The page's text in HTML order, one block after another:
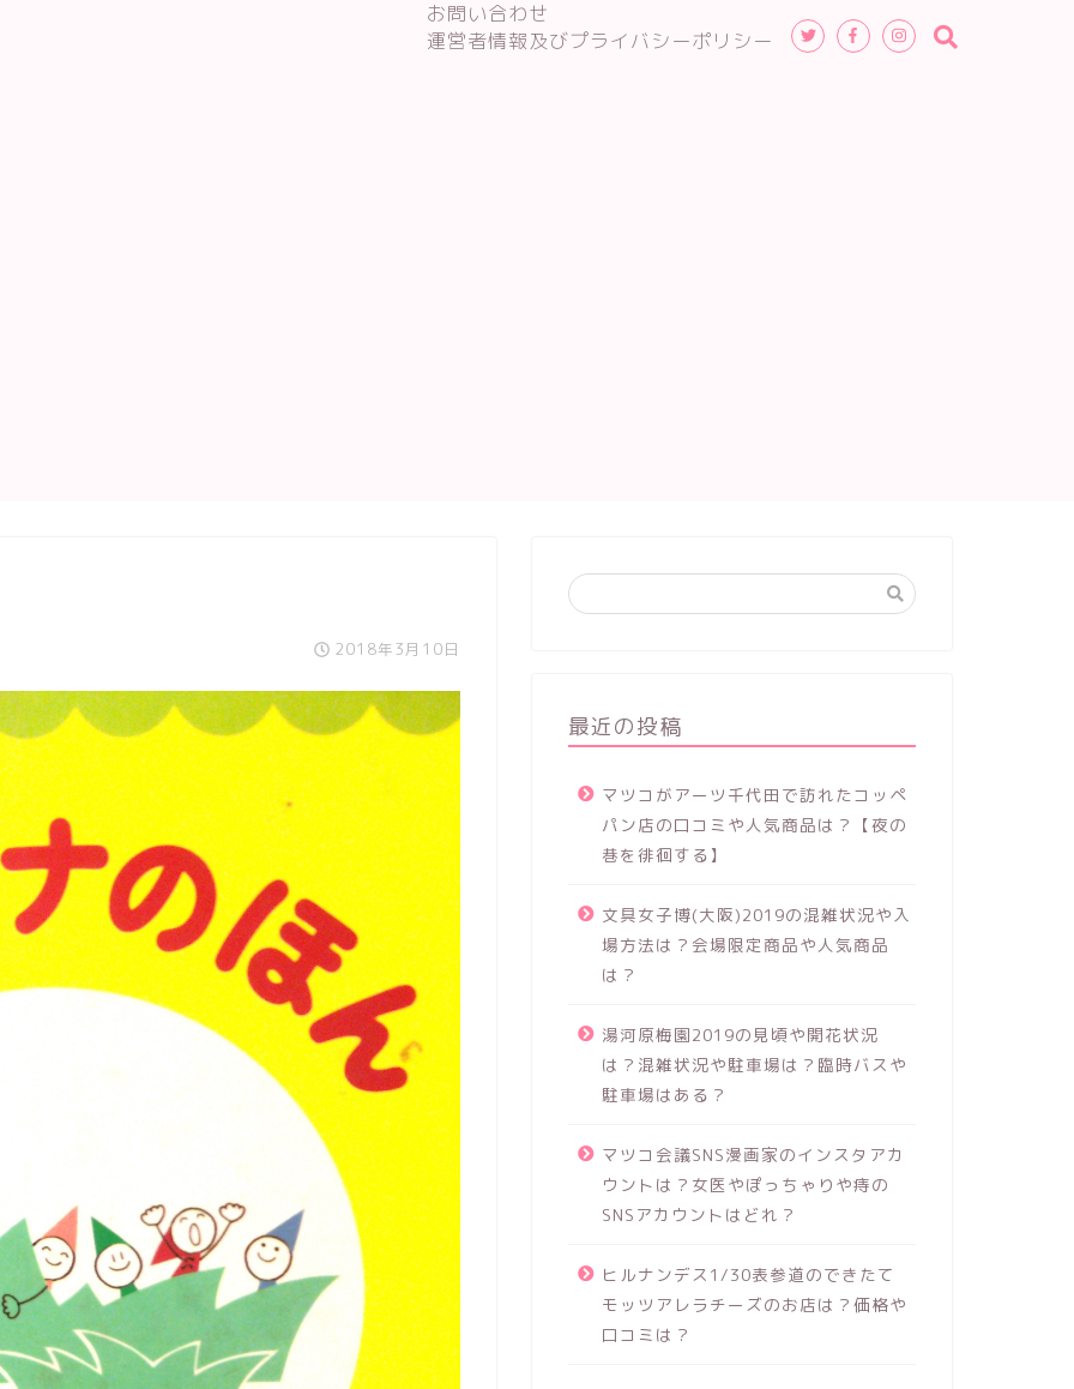
お問い合わせ
運営者情報及びプライバシーポリシー
2018年3月10日
最近の投稿
マツコがアーツ千代田で訪れたコッペ
パン店の口コミや人気商品は？【夜の
巷を徘徊する】
文具女子博(大阪)2019の混雑状況や入
場方法は？会場限定商品や人気商品
は？
湯河原梅園2019の見頃や開花状況
は？混雑状況や駐車場は？臨時バスや
駐車場はある？
マツコ会議SNS漫画家のインスタアカ
ウントは？女医やぽっちゃりや痔の
SNSアカウントはどれ？
ヒルナンデス1/30表参道のできたて
モッツアレラチーズのお店は？価格や
口コミは？